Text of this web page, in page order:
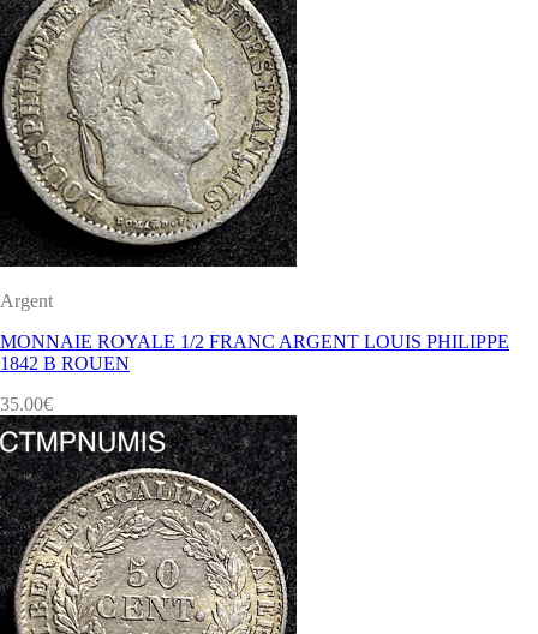
Argent
MONNAIE ROYALE 1/2 FRANC ARGENT LOUIS PHILIPPE
1842 B ROUEN
35.00€